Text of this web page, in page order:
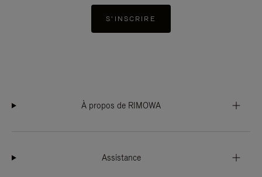
S'INSCRIRE
À propos de RIMOWA
Assistance